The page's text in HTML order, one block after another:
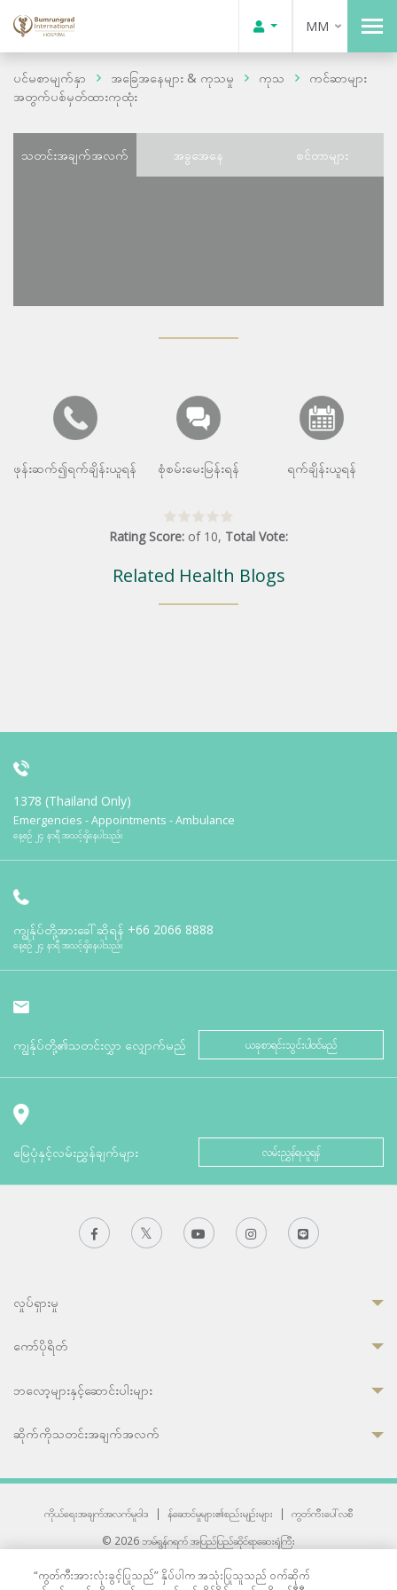
MM
ပင်မစာမျက်နှာ အခြေအနေများ & ကုသမှု ကုသ
ကင်ဆာများ
အတွက်ပစ်မှတ်ထားကုထုံး
သတင်းအချက်အလက် အခွအေနေ စင်တာများ
ဖုန်းဆက်၍ရက်ချိန်းယူရန် စုံစမ်းမေးမြန်းရန် ရက်ချိန်းယူရန်
Rating Score: of 10, Total Vote:
Related Health Blogs
1378 (Thailand Only)
Emergencies - Appointments - Ambulance
နေ့စဉ် ၂၄ နာရီ အသင့်ရှိနေပါသည်။
ကျွန်ုပ်တို့အားခေါ်ဆိုရန် +66 2066 8888
နေ့စဉ် ၂၄ နာရီ အသင့်ရှိနေပါသည်။
ကျွန်ုပ်တို့၏သတင်းလွှာ လျှောက်မည် ယခုစာရင်းသွင်းပါဝင်မည်
မြေပုံနှင့်လမ်းညွှန်ချက်များ လမ်းညွှန်ရယူရန်
လှုပ်ရှားမှု
ကော်ပိုရိတ်
ဘလော့များနှင့်ဆောင်းပါးများ
ဆိုက်ကိုသတင်းအချက်အလက်
ကိုယ်ရေးအချက်အလက်မူဝါဒ | န်ဆောင်မှုများ၏စည်းမျဉ်းများ |
ကွတ်ကီးပေါ်လစီ
© 2026 ဘမ်ရွန်ဂရက် အပြည်ပြည်ဆိုင်ရာဆေးရုံကြီး
“ကွတ်ကီးအားလုံးခွင့်ပြုသည်” နှိပ်ပါက အသုံးပြုသူသည် ဝက်ဆိုက်